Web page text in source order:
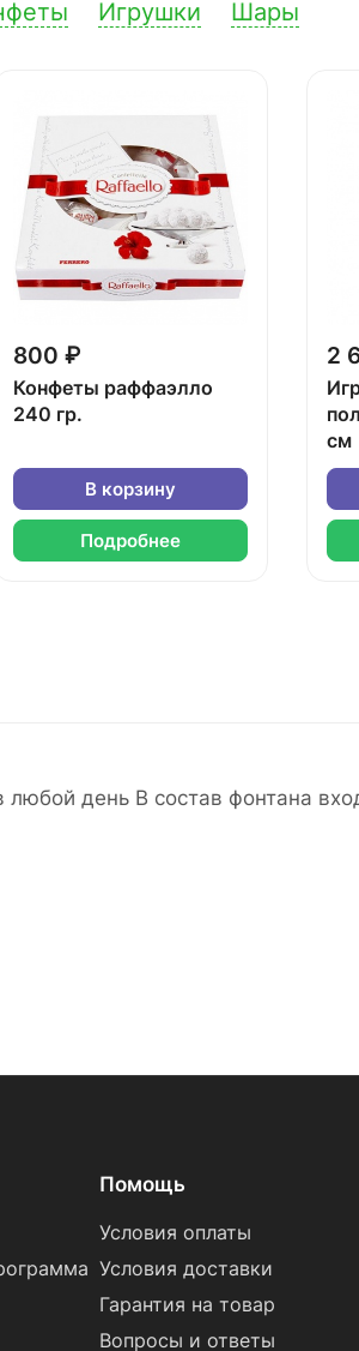
Игрушки Шары
800 ₽
Конфеты раффаэлло
240 гр.
В корзину
Подробнее
2
см
день В состав фонтана
Помощь
Условия оплаты
Условия доставки
Гарантия на товар
Вопросы и ответы